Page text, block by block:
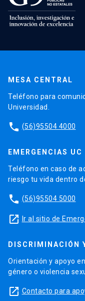
MESA CENTRAL
Teléfono para
Universidad.
phone (56)95504 4000
EMERGENCIAS UC
Teléfono en caso de
riesgo tu vida dentro
phone (56)95504 5000
launch Ir al sitio de
DISCRIMINACIÓN
Orientación y apoyo
género o violencia
launch Contacto para